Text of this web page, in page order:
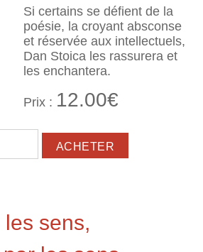
Si certains se défient de la
poésie, la croyant absconse
et réservée aux intellectuels,
Dan Stoica les rassurera et
les enchantera.
Prix : 12.00€
sens,